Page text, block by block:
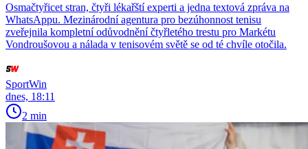
Osmačtyřicet stran, čtyři lékařští experti a jedna textová zpráva na
WhatsAppu. Mezinárodní agentura pro bezúhonnost tenisu
zveřejnila kompletní odůvodnění čtyřletého trestu pro Markétu
Vondroušovou a nálada v tenisovém světě se od té chvíle otočila.
SportWin
dnes, 18:11
2 min